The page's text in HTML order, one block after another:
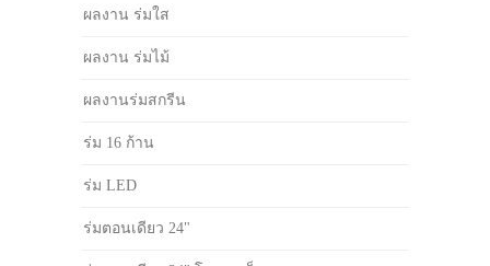
ผลงาน ร่มใส
ผลงาน ร่มไม้
ผลงานร่มสกรีน
ร่ม 16 ก้าน
ร่ม LED
ร่มตอนเดียว 24"